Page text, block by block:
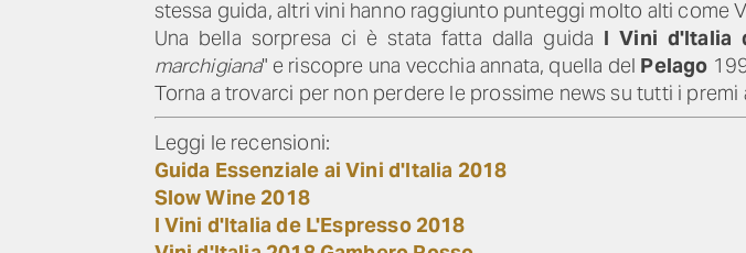
stessa guida, altri vini hanno raggiunto punteggi molto alti come
Una bella sorpresa ci è stata fatta dalla guida I Vini d'Italia
marchigiana" e riscopre una vecchia annata, quella del Pelago
Torna a trovarci per non perdere le prossime news su tutti i
Leggi le recensioni:
Guida Essenziale ai Vini d'Italia 2018
Slow Wine 2018
I Vini d'Italia de L'Espresso 2018